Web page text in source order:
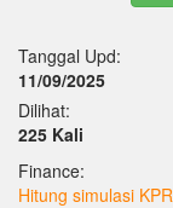
Tanggal Upd:
11/09/2025
Dilihat:
225 Kali
Finance:
Hitung simulasi